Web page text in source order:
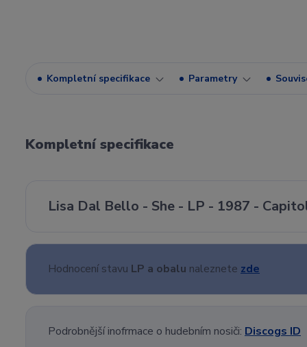
Kompletní specifikace Parametry
Kompletní specifikace
Lisa Dal Bello - She - LP - 1987 -
Hodnocení stavu LP a obalu naleznete zde
Podrobnější inofrmace o hudebním nosiči: Discogs ID